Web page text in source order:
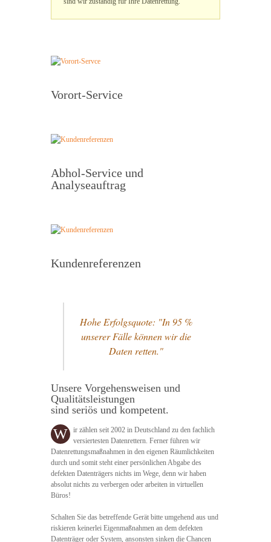
Vorort-Service
Abhol-Service und
Analyseauftrag
Kundenreferenzen
Hohe Erfolgsquote: "In 95 %
unserer Fälle können wir die
Daten retten."
Unsere Vorgehensweisen und
Qualitätsleistungen
sind seriös und kompetent.
W
ir zählen seit 2002 in Deutschland zu den fachlich
versiertesten Datenrettern. Ferner führen wir
Datenrettungsmaßnahmen in den eigenen Räumlichkeiten
durch und somit steht einer persönlichen Abgabe des
defekten Datenträgers nichts im Wege, denn wir haben
absolut nichts zu verbergen oder arbeiten in virtuellen
Büros!
Schalten Sie das betreffende Gerät bitte umgehend aus und
riskieren keinerlei Eigenmaßnahmen an dem defekten
Datenträger oder System, ansonsten sinken die Chancen